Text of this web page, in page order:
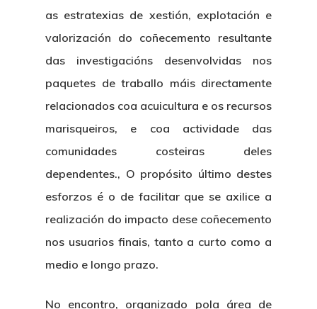
as estratexias de xestión, explotación e
valorización do coñecemento resultante
das investigacións desenvolvidas nos
paquetes de traballo máis directamente
relacionados coa acuicultura e os recursos
marisqueiros, e coa actividade das
comunidades costeiras deles
dependentes., O propósito último destes
esforzos é o de facilitar que se axilice a
realización do impacto dese coñecemento
nos usuarios finais, tanto a curto como a
medio e longo prazo.
No encontro, organizado pola área de